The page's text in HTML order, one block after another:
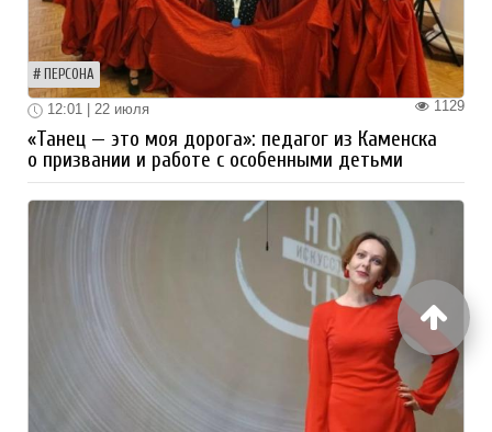
ПЕРСОНА
1129
12:01 | 22 июля
«Танец — это моя дорога»: педагог из Каменска
о призвании и работе с особенными детьми